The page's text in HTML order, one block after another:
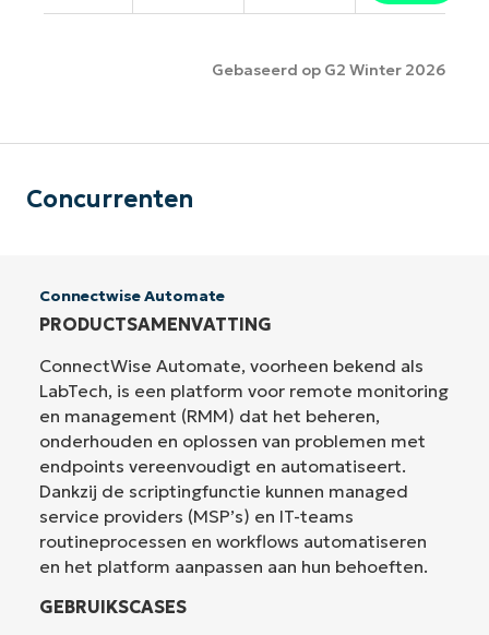
Gebaseerd op G2 Winter 2026
Concurrenten
Connectwise Automate
PRODUCTSAMENVATTING
ConnectWise Automate, voorheen bekend als
LabTech, is een platform voor remote monitoring
en management (RMM) dat het beheren,
onderhouden en oplossen van problemen met
endpoints vereenvoudigt en automatiseert.
Dankzij de scriptingfunctie kunnen managed
service providers (MSP’s) en IT-teams
routineprocessen en workflows automatiseren
en het platform aanpassen aan hun behoeften.
GEBRUIKSCASES